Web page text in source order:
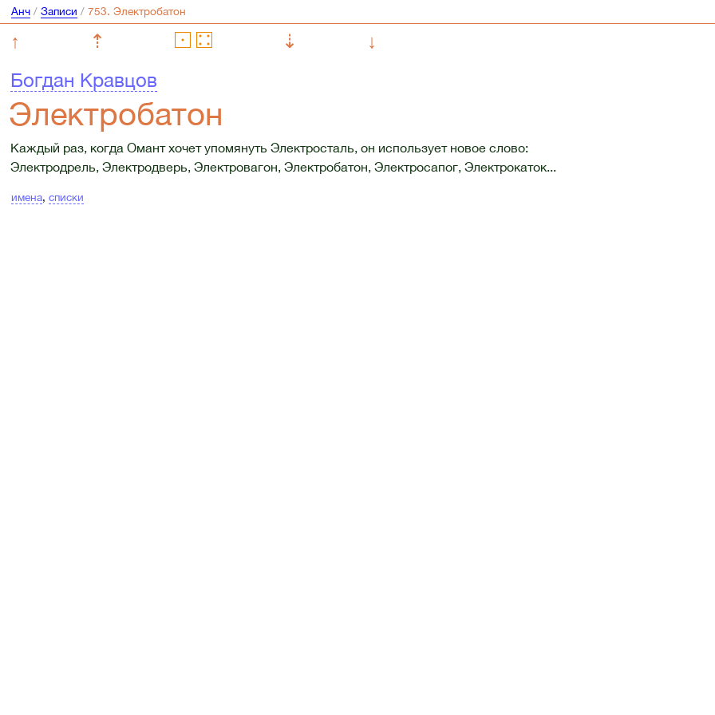
Анч/ Записи /
↑ ⇡ ⇣
↓
Богдан Кравцов
Электробатон
Каждый раз, когда Омант хочет упомянуть Электросталь, он использует новое слово:
Электродрель, Электродверь, Электровагон, Электробатон, Электросапог, Электрокаток...
имена, списки